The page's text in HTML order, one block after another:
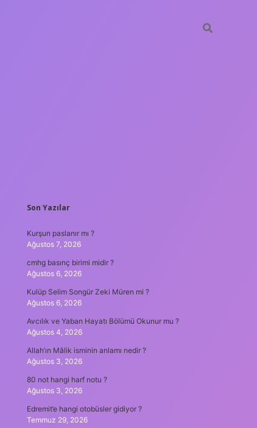
SIDEBAR
Son Yazılar
Kurşun paslanır mı ?
Ağustos 7, 2026
cmhg basınç birimi midir ?
Ağustos 6, 2026
Kulüp Selim Songür Zeki Müren mi ?
Ağustos 6, 2026
Avcılık ve Yaban Hayatı Bölümü Okunur mu ?
Ağustos 4, 2026
Allah’ın Mâlik isminin anlamı nedir ?
Ağustos 3, 2026
80 not hangi harf notu ?
Ağustos 3, 2026
Edremit’e hangi otobüsler gidiyor ?
Temmuz 29, 2026